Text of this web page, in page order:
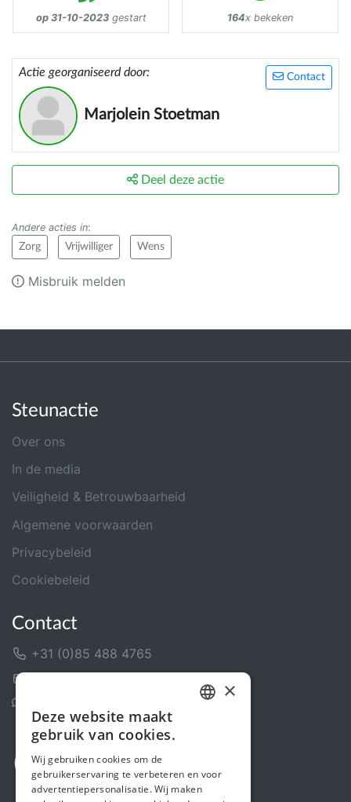
op 31-10-2023gestart 164x bekeken
Contact
Actie georganiseerd door:
Marjolein Stoetman
Deel deze actie
Andere acties in:
Zorg Vrijwilliger Wens
Misbruik melden
Steunactie
Over ons
In de media
Veiligheid & Betrouwbaarheid
Algemene voorwaarden
Privacybeleid
Cookiebeleid
Contact
+31 (0)85 488 4765
ENGLISH
×
Deze website maakt
gebruik van cookies.
Wij gebruiken cookies om de
gebruikerservaring te verbeteren en voor
advertentiepersonalisatie. Wij maken